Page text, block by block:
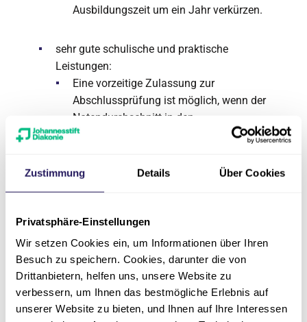
Zustimmung Details Über Cookies
Privatsphäre-Einstellungen
Wir setzen Cookies ein, um Informationen über Ihren
Besuch zu speichern. Cookies, darunter die von
Drittanbietern, helfen uns, unsere Website zu
verbessern, um Ihnen das bestmögliche Erlebnis auf
unserer Website zu bieten, und Ihnen auf Ihre Interessen
Ausbildungszeit um ein Jahr verkürzen.
sehr gute schulische und praktische
Leistungen:
Eine vorzeitige Zulassung zur
Abschlussprüfung ist möglich, wenn der
Notendurchschnitt in den
prüfungsrelevanten Fächern 2,49 oder
zustimmt.
Ein schriftlicher Antrag auf Verkürzung
der Kammer eingereicht werden.
In den praktischen Einsätzen begleitest du
Menschen mit Pflegebedarf in Krankenhäusern,
Pflegeeinrichtungen, im ambulanten Dienst, in